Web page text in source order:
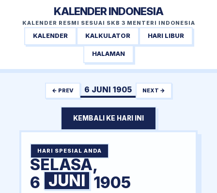
KALENDER INDONESIA
KALENDER RESMI SESUAI SKB 3 MENTERI INDONESIA
KALENDER KALKULATOR HARI LIBUR
HALAMAN
← PREV 6 JUNI 1905 NEXT →
KEMBALI KE HARI INI
HARI SPESIAL ANDA
SELASA,
6 JUNI 1905